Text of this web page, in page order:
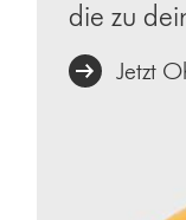
die zu
Jetzt